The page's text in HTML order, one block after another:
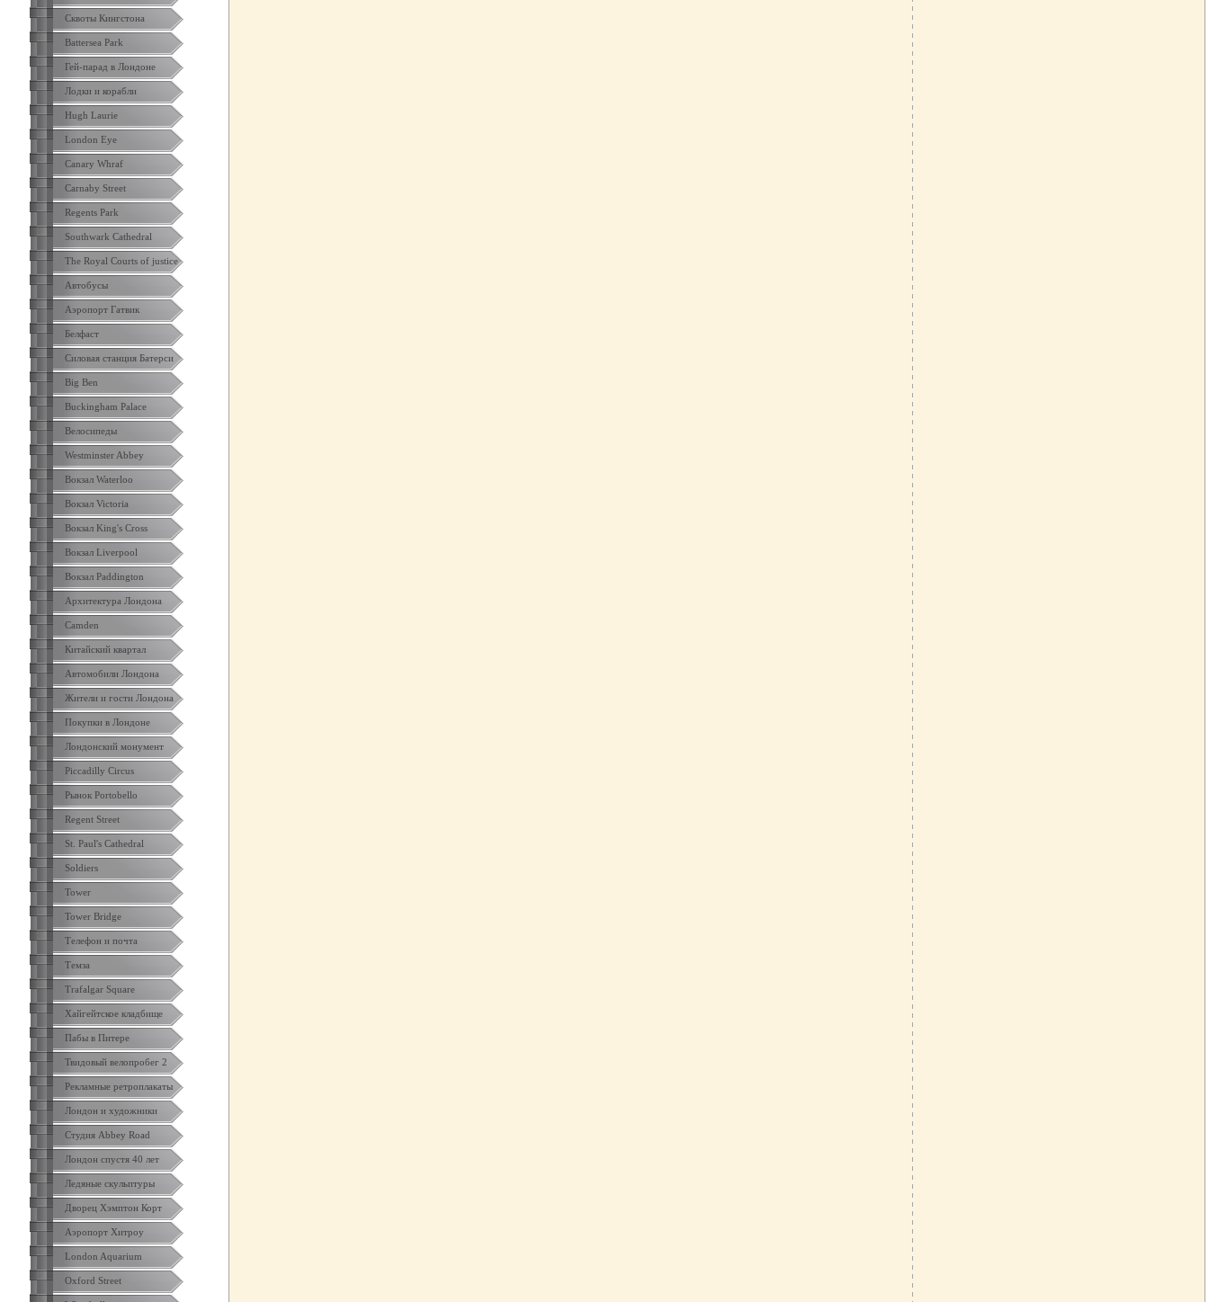
Сквоты Кингстона
Battersea Park
Гей-парад в Лондоне
Лодки и корабли
Hugh Laurie
London Eye
Canary Whraf
Carnaby Street
Regents Park
Southwark Cathedral
The Royal Courts of justice
Автобусы
Аэропорт Гатвик
Белфаст
Силовая станция Батерси
Big Ben
Buckingham Palace
Велосипеды
Westminster Abbey
Вокзал Waterloo
Вокзал Victoria
Вокзал King's Cross
Вокзал Liverpool
Вокзал Paddington
Архитектура Лондона
Camden
Китайский квартал
Автомобили Лондона
Жители и гости Лондона
Покупки в Лондоне
Лондонский монумент
Piccadilly Circus
Рынок Portobello
Regent Street
St. Paul's Cathedral
Soldiers
Tower
Tower Bridge
Телефон и почта
Темза
Trafalgar Square
Хайгейтское кладбище
Пабы в Питере
Твидовый велопробег 2
Рекламные ретроплакаты
Лондон и художники
Студия Abbey Road
Лондон спустя 40 лет
Ледяные скульптуры
Дворец Хэмптон Корт
Аэропорт Хитроу
London Aquarium
Oxford Street